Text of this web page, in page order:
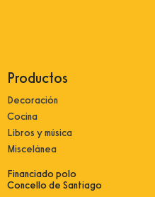
Productos
Decoración
Cocina
Libros y música
Miscelánea
Financiado polo
Concello de Santiago